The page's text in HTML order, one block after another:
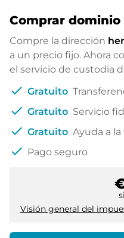
Comprar dominio
Compre la dirección
a un precio fijo. Ahora
el servicio de custodia
check Gratuito
check Gratuito Servicio
check Gratuito Ayuda a
check Pago seguro
Visión general del